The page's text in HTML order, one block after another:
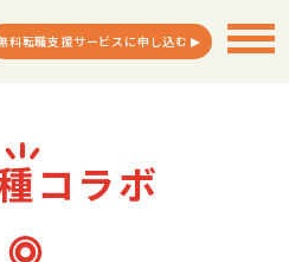
料転職支援サービスに申し込む
コラボ